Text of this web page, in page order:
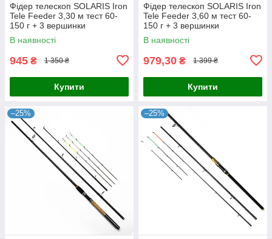
Фідер телескоп SOLARIS Iron
Tele Feeder 3,30 м тест 60-
150 г + 3 вершинки
В наявності
945 ₴ 1 350 ₴
Купити
Фідер телескоп SOLARIS Iron
Tele Feeder 3,60 м тест 60-
150 г + 3 вершинки
В наявності
979,30 ₴ 1 399 ₴
Купити
–25% –25%